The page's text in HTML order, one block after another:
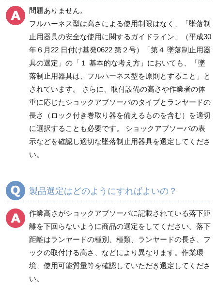
問題ありません。
フルハーネス型は高さによる使用制限はなく、「墜落制
止用器具の安全な使用に関するガイドライン」（平成30
年６月22 日付け基発0622 第２号）「第４ 墜落制止用器
具の選定」の「１ 基本的な考え方」においても、「墜
落制止用器具は、フルハーネス型を原則とすること」と
されています。 さらに、取付設備の高さや作業者の体
重に応じたショックアブソーバのタイプとランヤードの
長さ（ロック付き巻取り器を備えるものを含む）を適切
に選択することも必要です。 ショックアブソーバの表
示などを確認し適切な墜落制止用器具を選定してくださ
い。
製品選定はどのようにすればよいの？
作業高さがショックアブソーバに記載されている落下距
離を下回らないように商品の選定をしてください。落下
距離はランヤードの種別、種類、ランヤードの長さ、フ
ックの取付ける高さ、などにより異なります。作業環
境、使用可能質量等を確認していただき選定してくださ
い。